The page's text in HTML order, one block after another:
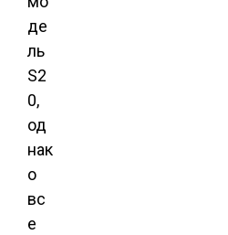
де
ль
S2
0,
од
нак
о
вс
е